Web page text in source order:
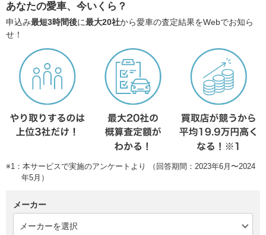
あなたの愛車、今いくら？
申込み最短3時間後に最大20社から愛車の査定結果をWebでお知ら
せ！
※1：本サービスで実施のアンケートより （回答期間：2023年6月〜2024
年5月）
メーカー